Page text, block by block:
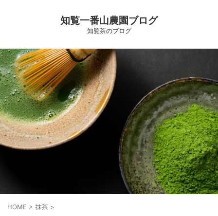
知覧一番山農園ブログ
知覧茶のブログ
HOME > 抹茶 >